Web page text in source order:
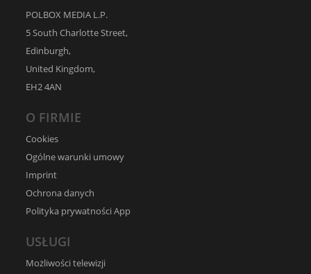
POLBOX MEDIA L.P.
5 South Charlotte Street,
Edinburgh,
United Kingdom,
EH2 4AN
O FIRMIE
Cookies
Ogólne warunki umowy
Imprint
Ochrona danych
Polityka prywatności App
USŁUGI
Możliwości telewizji